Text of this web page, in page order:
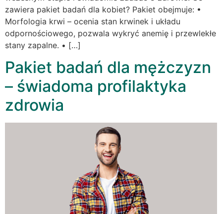
zawiera pakiet badań dla kobiet? Pakiet obejmuje: •
Morfologia krwi – ocenia stan krwinek i układu
odpornościowego, pozwala wykryć anemię i przewlekłe
stany zapalne. • […]
Pakiet badań dla mężczyzn
– świadoma profilaktyka
zdrowia